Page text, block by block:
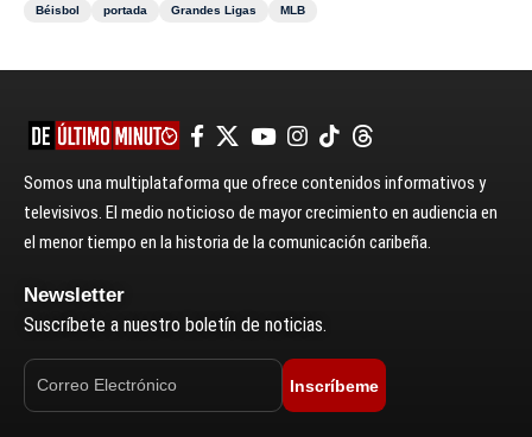
Béisbol
portada Grandes Ligas MLB
Somos una multiplataforma que ofrece contenidos informativos y
televisivos. El medio noticioso de mayor crecimiento en audiencia en
el menor tiempo en la historia de la comunicación caribeña.
Newsletter
Suscríbete a nuestro boletín de noticias.
Inscríbeme